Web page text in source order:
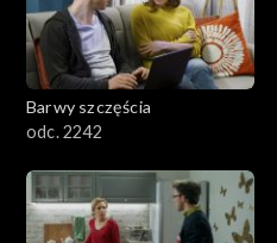
Barwy szczęścia
odc. 2242